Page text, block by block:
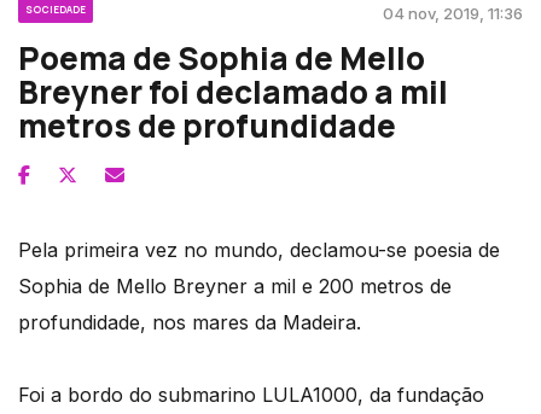
SOCIEDADE 04 nov, 2019, 11:36
Poema de Sophia de Mello
Breyner foi declamado a mil
metros de profundidade
Pela primeira vez no mundo, declamou-se poesia de
Sophia de Mello Breyner a mil e 200 metros de
profundidade, nos mares da Madeira.
Foi a bordo do submarino LULA1000, da fundação